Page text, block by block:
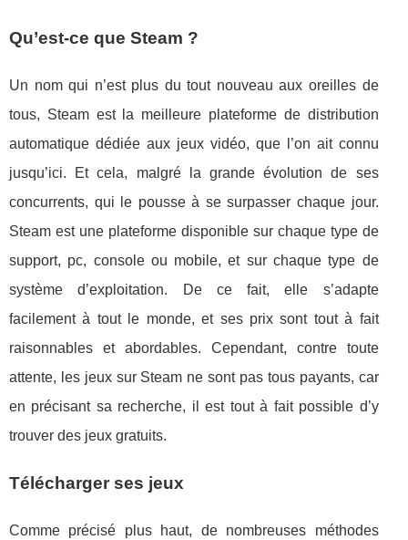
Qu’est-ce que Steam ?
Un nom qui n’est plus du tout nouveau aux oreilles de
tous, Steam est la meilleure plateforme de distribution
automatique dédiée aux jeux vidéo, que l’on ait connu
jusqu’ici. Et cela, malgré la grande évolution de ses
concurrents, qui le pousse à se surpasser chaque jour.
Steam est une plateforme disponible sur chaque type de
support, pc, console ou mobile, et sur chaque type de
système d’exploitation. De ce fait, elle s’adapte
facilement à tout le monde, et ses prix sont tout à fait
raisonnables et abordables. Cependant, contre toute
attente, les jeux sur Steam ne sont pas tous payants, car
en précisant sa recherche, il est tout à fait possible d’y
trouver des jeux gratuits.
Télécharger ses jeux
Comme précisé plus haut, de nombreuses méthodes